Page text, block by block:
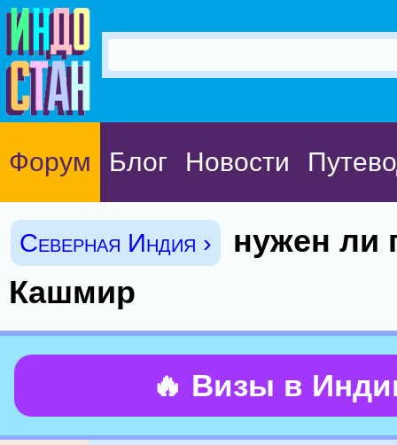
Форум Блог Новости
Северная Индия ›
нужен ли
Кашмир
🔥 Визы в